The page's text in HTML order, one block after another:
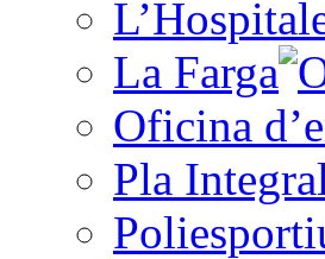
La Farga
Oficina
Pla